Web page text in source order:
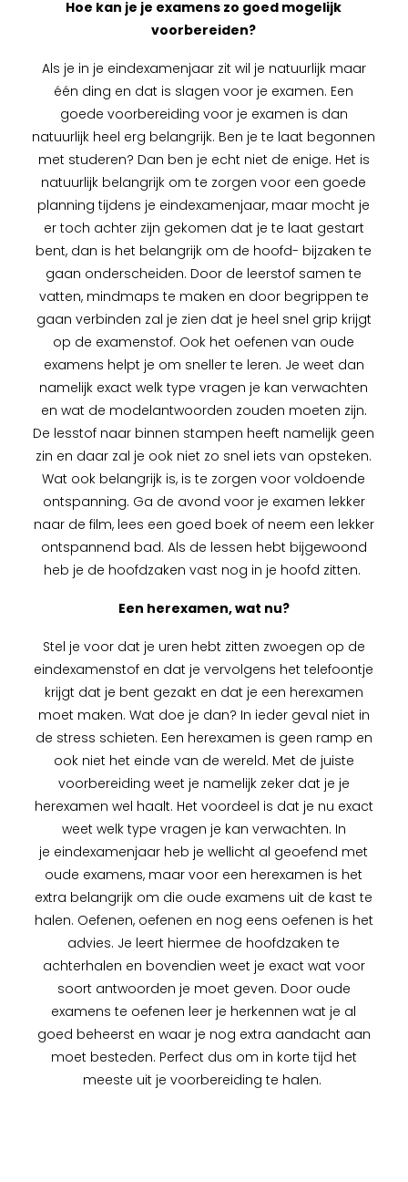
Hoe kan je je examens zo goed mogelijk
voorbereiden?
Als je in je eindexamenjaar zit wil je natuurlijk maar
één ding en dat is slagen voor je examen. Een
goede voorbereiding voor je examen is dan
natuurlijk heel erg belangrijk. Ben je te laat begonnen
met studeren? Dan ben je echt niet de enige. Het is
natuurlijk belangrijk om te zorgen voor een goede
planning tijdens je eindexamenjaar, maar mocht je
er toch achter zijn gekomen dat je te laat gestart
bent, dan is het belangrijk om de hoofd- bijzaken te
gaan onderscheiden. Door de leerstof samen te
vatten, mindmaps te maken en door begrippen te
gaan verbinden zal je zien dat je heel snel grip krijgt
op de examenstof. Ook het oefenen van oude
examens helpt je om sneller te leren. Je weet dan
namelijk exact welk type vragen je kan verwachten
en wat de modelantwoorden zouden moeten zijn.
De lesstof naar binnen stampen heeft namelijk geen
zin en daar zal je ook niet zo snel iets van opsteken.
Wat ook belangrijk is, is te zorgen voor voldoende
ontspanning. Ga de avond voor je examen lekker
naar de film, lees een goed boek of neem een lekker
ontspannend bad. Als de lessen hebt bijgewoond
heb je de hoofdzaken vast nog in je hoofd zitten.
Een herexamen, wat nu?
Stel je voor dat je uren hebt zitten zwoegen op de
eindexamenstof en dat je vervolgens het telefoontje
krijgt dat je bent gezakt en dat je een herexamen
moet maken. Wat doe je dan? In ieder geval niet in
de stress schieten. Een herexamen is geen ramp en
ook niet het einde van de wereld. Met de juiste
voorbereiding weet je namelijk zeker dat je je
herexamen wel haalt. Het voordeel is dat je nu exact
weet welk type vragen je kan verwachten. In
je eindexamenjaar heb je wellicht al geoefend met
oude examens, maar voor een herexamen is het
extra belangrijk om die oude examens uit de kast te
halen. Oefenen, oefenen en nog eens oefenen is het
advies. Je leert hiermee de hoofdzaken te
achterhalen en bovendien weet je exact wat voor
soort antwoorden je moet geven. Door oude
examens te oefenen leer je herkennen wat je al
goed beheerst en waar je nog extra aandacht aan
moet besteden. Perfect dus om in korte tijd het
meeste uit je voorbereiding te halen.